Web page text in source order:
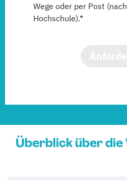
Wege oder per Post
Hochschule).*
Überblick über